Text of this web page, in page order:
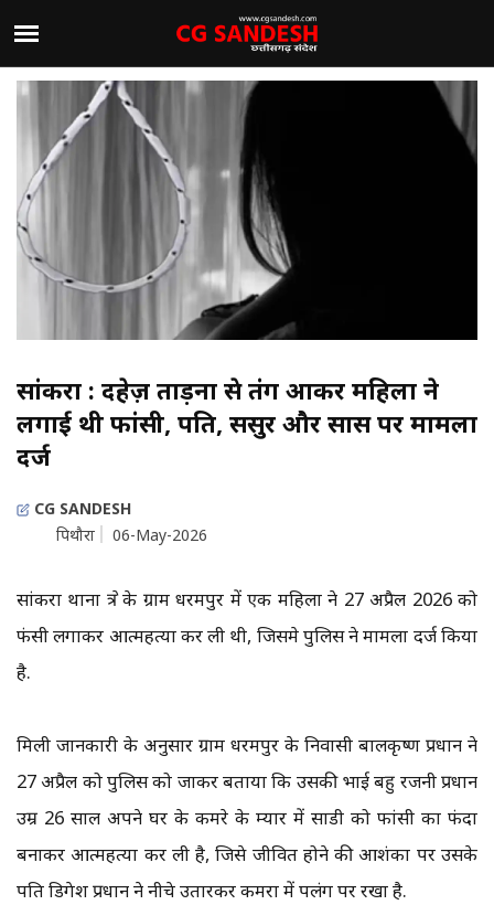
सांकरा : दहेज़ प्रताड़ना से तंग आकर महिला ने
लगाई थी फांसी, पति, ससुर और सास पर मामला
दर्ज
CG SANDESH
पिथौरा
06-May-2026
सांकरा थाना क्षेत्र के ग्राम धरमपुर में एक महिला ने 27 अप्रैल 2026 को
फंसी लगाकर आत्महत्या कर ली थी, जिसमे पुलिस ने मामला दर्ज किया
है.
मिली जानकारी के अनुसार ग्राम धरमपुर के निवासी बालकृष्ण प्रधान ने
27 अप्रैल को पुलिस को जाकर बताया कि उसकी भाई बहु रजनी प्रधान
उम्र 26 साल अपने घर के कमरे के म्यार में साडी को फांसी का फंदा
बनाकर आत्महत्या कर ली है, जिसे जीवित होने की आशंका पर उसके
पति डिगेश प्रधान ने नीचे उतारकर कमरा में पलंग पर रखा है.